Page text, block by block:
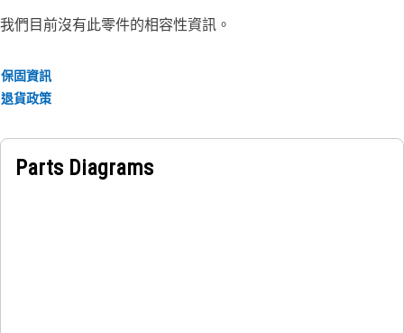
我們目前沒有此零件的相容性資訊。
保固資訊
退貨政策
Parts Diagrams